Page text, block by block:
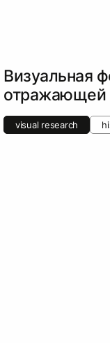
Визуальная
отражающей
visual research